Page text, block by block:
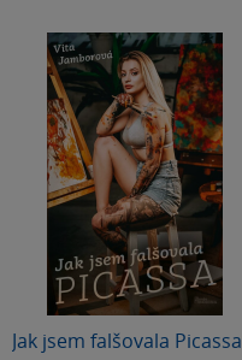
Jak jsem falšovala Picassa